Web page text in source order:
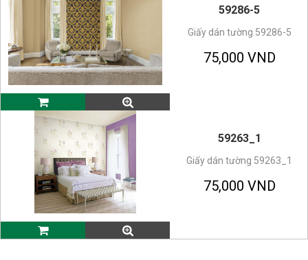
59286-5
Giấy dán tường 59286-5
75,000 VND
59263_1
Giấy dán tường 59263_1
75,000 VND